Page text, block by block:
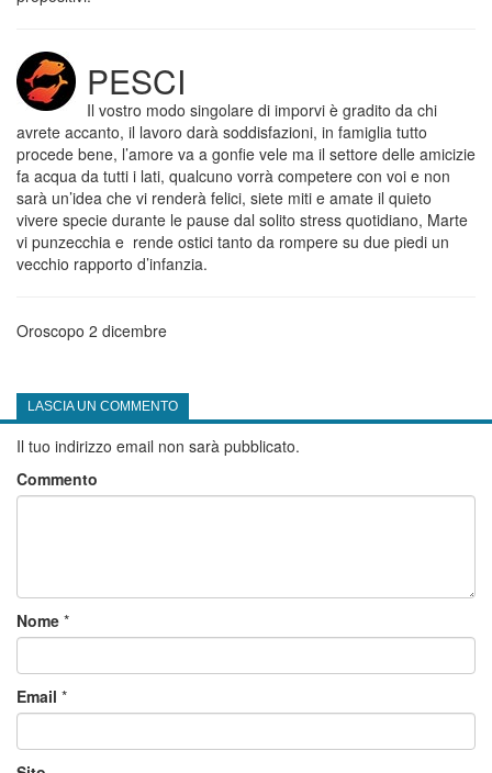
PESCI
Il vostro modo singolare di imporvi è gradito da chi
avrete accanto, il lavoro darà soddisfazioni, in famiglia tutto
procede bene, l’amore va a gonfie vele ma il settore delle amicizie
fa acqua da tutti i lati, qualcuno vorrà competere con voi e non
sarà un’idea che vi renderà felici, siete miti e amate il quieto
vivere specie durante le pause dal solito stress quotidiano, Marte
vi punzecchia e rende ostici tanto da rompere su due piedi un
vecchio rapporto d’infanzia.
Oroscopo 2 dicembre
LASCIA UN COMMENTO
Il tuo indirizzo email non sarà pubblicato.
Commento
Nome *
Email *